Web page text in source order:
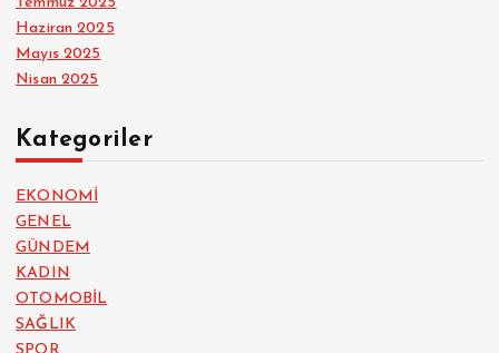
Haziran 2025
Mayıs 2025
Nisan 2025
Kategoriler
EKONOMİ
GENEL
GÜNDEM
KADIN
OTOMOBİL
SAĞLIK